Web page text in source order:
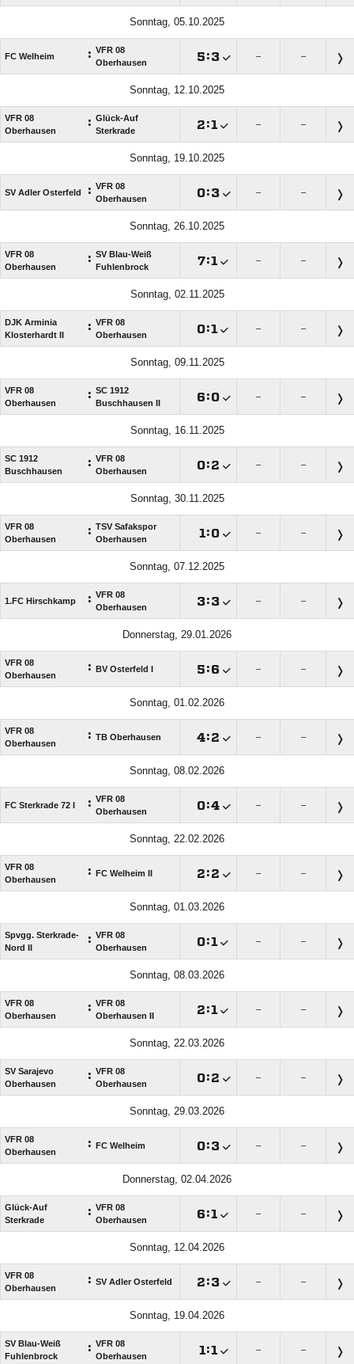
Sonntag, 05.10.2025
FC Welheim : VFR 08
Oberhausen
: – –
Sonntag, 12.10.2025
VFR 08
Oberhausen
: Glück-Auf
Sterkrade
: – –
Sonntag, 19.10.2025
SV Adler Osterfeld : VFR 08
Oberhausen
: – –
Sonntag, 26.10.2025
VFR 08
Oberhausen
: SV Blau-Weiß
Fuhlenbrock
: – –
Sonntag, 02.11.2025
DJK Arminia
Klosterhardt II
: VFR 08
Oberhausen
: – –
Sonntag, 09.11.2025
VFR 08
Oberhausen
: SC 1912
Buschhausen II
: – –
Sonntag, 16.11.2025
SC 1912
Buschhausen
: VFR 08
Oberhausen
: – –
Sonntag, 30.11.2025
VFR 08
Oberhausen
: TSV Safakspor
Oberhausen
 : – –
Sonntag, 07.12.2025
1.FC Hirschkamp : VFR 08
Oberhausen
: – –
Donnerstag, 29.01.2026
VFR 08
Oberhausen
: BV Osterfeld I : – –
Sonntag, 01.02.2026
VFR 08
Oberhausen
: TB Oberhausen : – –
Sonntag, 08.02.2026
FC Sterkrade 72 I : VFR 08
Oberhausen
: – –
Sonntag, 22.02.2026
VFR 08
Oberhausen
: FC Welheim II : – –
Sonntag, 01.03.2026
Spvgg. Sterkrade-
Nord II
: VFR 08
Oberhausen
: – –
Sonntag, 08.03.2026
VFR 08
Oberhausen
: VFR 08
Oberhausen II
: – –
Sonntag, 22.03.2026
SV Sarajevo
Oberhausen
: VFR 08
Oberhausen
: – –
Sonntag, 29.03.2026
VFR 08
Oberhausen
: FC Welheim : – –
Donnerstag, 02.04.2026
Glück-Auf
Sterkrade
: VFR 08
Oberhausen
: – –
Sonntag, 12.04.2026
VFR 08
Oberhausen
: SV Adler Osterfeld : – –
Sonntag, 19.04.2026
SV Blau-Weiß
Fuhlenbrock
: VFR 08
Oberhausen
 : – –